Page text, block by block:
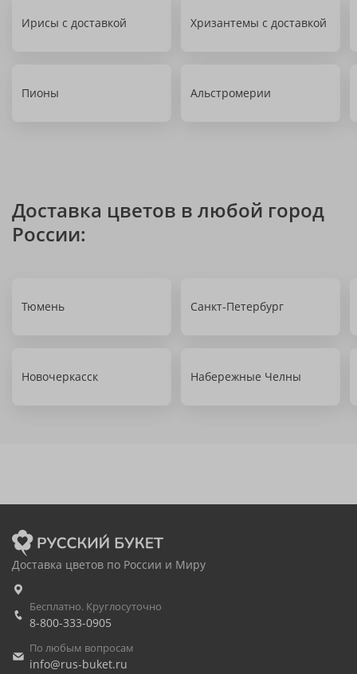
Ирисы с доставкой Хризантемы с доставкой
Пионы Альстромерии
Доставка цветов в любой город
России:
Тюмень Санкт-Петербург
Новочеркасск Набережные Челны
Доставка цветов по России и Миру
Бесплатно. Круглосуточно
8-800-333-0905
По любым вопросам
info@rus-buket.ru